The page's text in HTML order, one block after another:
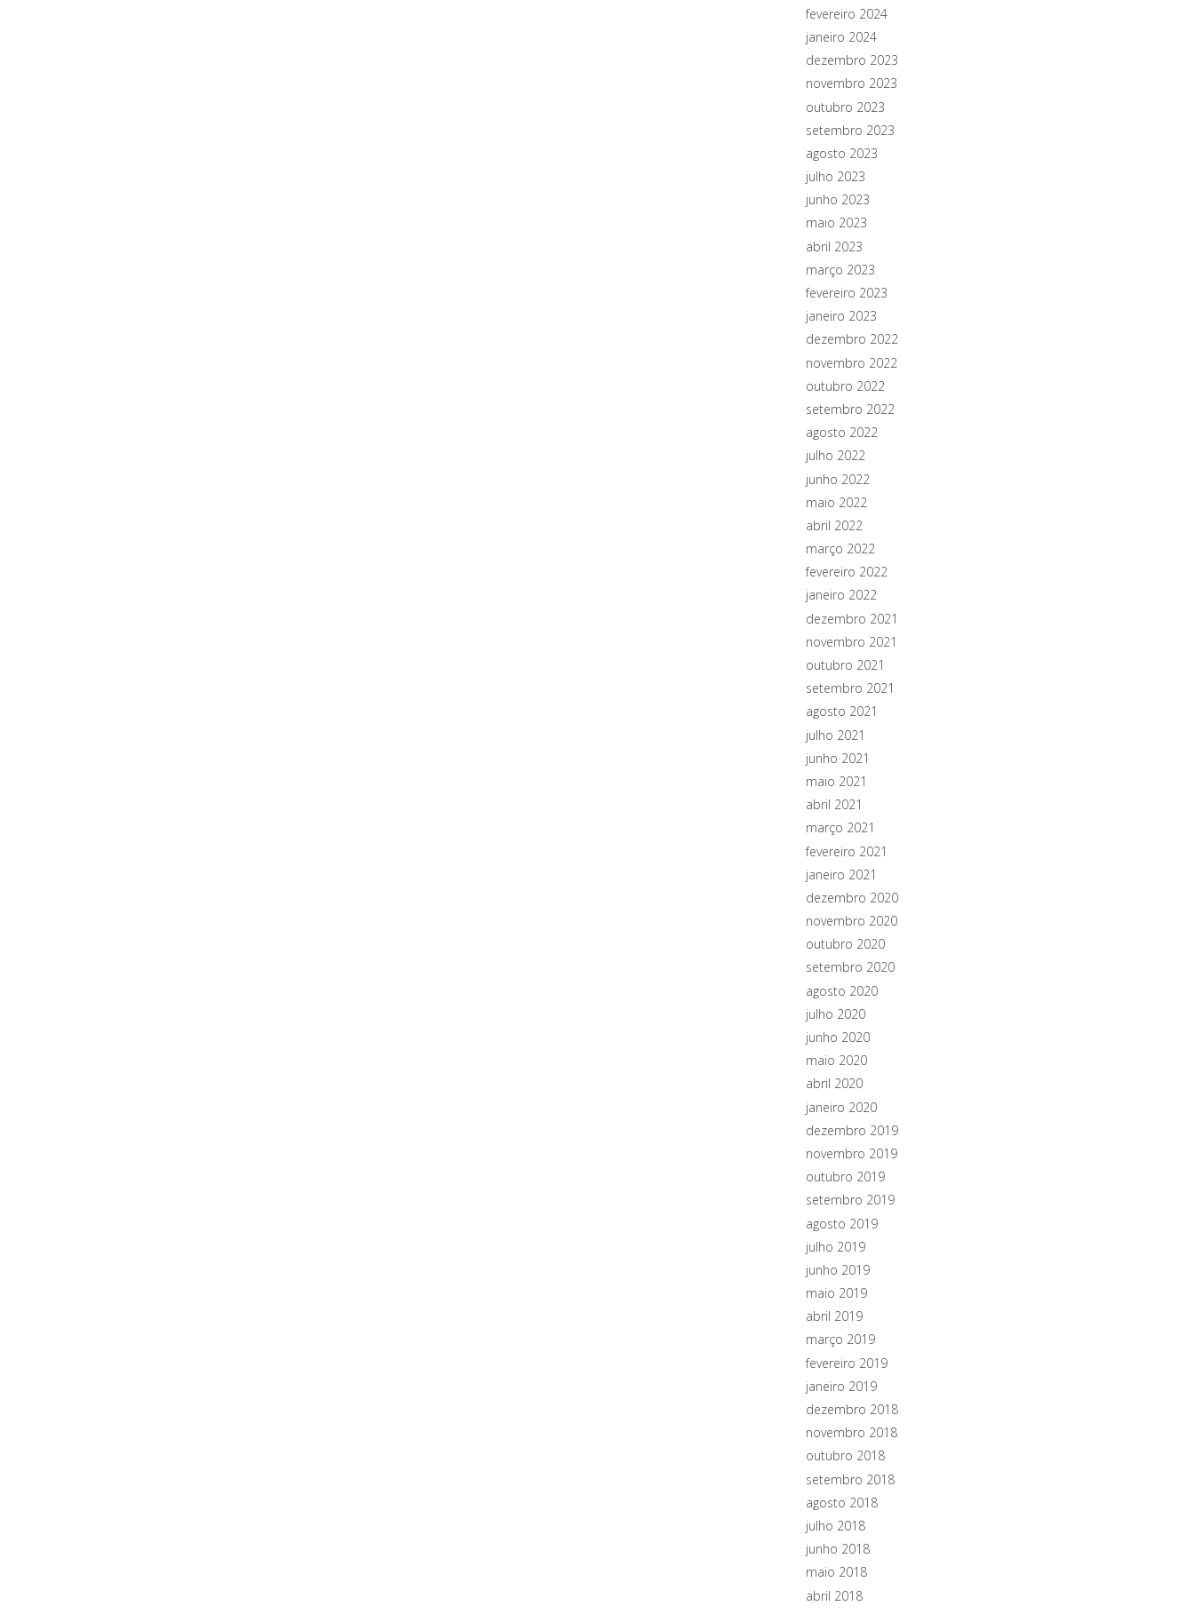
fevereiro 2024
janeiro 2024
dezembro 2023
novembro 2023
outubro 2023
setembro 2023
agosto 2023
julho 2023
junho 2023
maio 2023
abril 2023
março 2023
fevereiro 2023
janeiro 2023
dezembro 2022
novembro 2022
outubro 2022
setembro 2022
agosto 2022
julho 2022
junho 2022
maio 2022
abril 2022
março 2022
fevereiro 2022
janeiro 2022
dezembro 2021
novembro 2021
outubro 2021
setembro 2021
agosto 2021
julho 2021
junho 2021
maio 2021
abril 2021
março 2021
fevereiro 2021
janeiro 2021
dezembro 2020
novembro 2020
outubro 2020
setembro 2020
agosto 2020
julho 2020
junho 2020
maio 2020
abril 2020
janeiro 2020
dezembro 2019
novembro 2019
outubro 2019
setembro 2019
agosto 2019
julho 2019
junho 2019
maio 2019
abril 2019
março 2019
fevereiro 2019
janeiro 2019
dezembro 2018
novembro 2018
outubro 2018
setembro 2018
agosto 2018
julho 2018
junho 2018
maio 2018
abril 2018